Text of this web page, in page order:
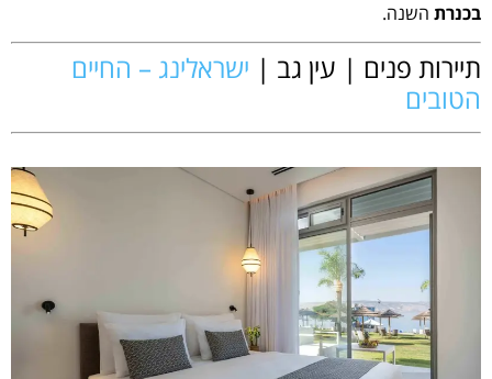
בכנרת השנה.
תיירות פנים | עין גב | ישראלינג – החיים
הטובים